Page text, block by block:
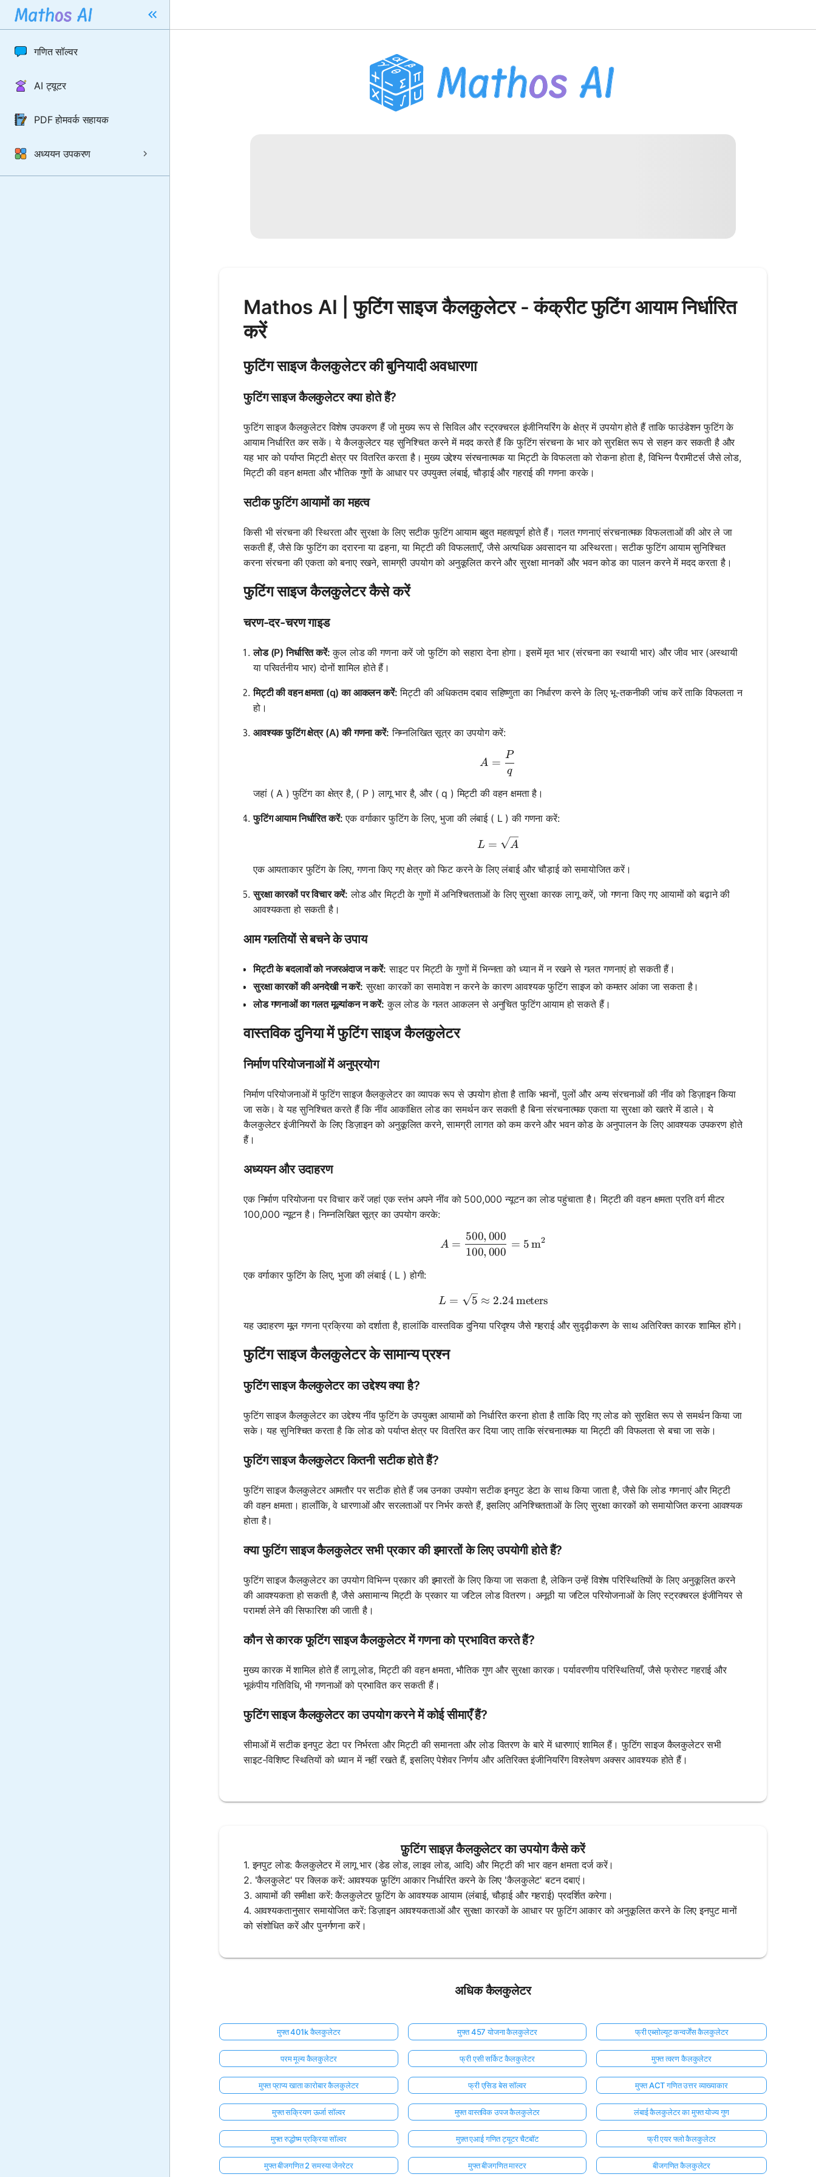
गणित सॉल्वर
AI ट्यूटर
PDF होमवर्क सहायक
अध्ययन उपकरण
Mathos AI | फुटिंग साइज कैलकुलेटर - कंक्रीट फुटिंग आयाम निर्धारित
करें
फुटिंग साइज कैलकुलेटर की बुनियादी अवधारणा
फुटिंग साइज कैलकुलेटर क्या होते हैं?
फुटिंग साइज कैलकुलेटर विशेष उपकरण हैं जो मुख्य रूप से सिविल और स्ट्रक्चरल इंजीनियरिंग के क्षेत्र में उपयोग होते हैं ताकि फाउंडेशन फुटिंग के
आयाम निर्धारित कर सकें। ये कैलकुलेटर यह सुनिश्चित करने में मदद करते हैं कि फुटिंग संरचना के भार को सुरक्षित रूप से सहन कर सकती है और
यह भार को पर्याप्त मिट्टी क्षेत्र पर वितरित करता है। मुख्य उद्देश्य संरचनात्मक या मिट्टी के विफलता को रोकना होता है, विभिन्न पैरामीटर्स जैसे लोड,
मिट्टी की वहन क्षमता और भौतिक गुणों के आधार पर उपयुक्त लंबाई, चौड़ाई और गहराई की गणना करके।
सटीक फुटिंग आयामों का महत्व
किसी भी संरचना की स्थिरता और सुरक्षा के लिए सटीक फुटिंग आयाम बहुत महत्वपूर्ण होते हैं। गलत गणनाएं संरचनात्मक विफलताओं की ओर ले जा
सकती हैं, जैसे कि फुटिंग का दरारना या ढहना, या मिट्टी की विफलताएँ, जैसे अत्यधिक अवसादन या अस्थिरता। सटीक फुटिंग आयाम सुनिश्चित
करना संरचना की एकता को बनाए रखने, सामग्री उपयोग को अनुकूलित करने और सुरक्षा मानकों और भवन कोड का पालन करने में मदद करता है।
फुटिंग साइज कैलकुलेटर कैसे करें
चरण-दर-चरण गाइड
लोड (P) निर्धारित करें: कुल लोड की गणना करें जो फुटिंग को सहारा देना होगा। इसमें मृत भार (संरचना का स्थायी भार) और जीव भार (अस्थायी
या परिवर्तनीय भार) दोनों शामिल होते हैं।
मिट्टी की वहन क्षमता (q) का आकलन करें: मिट्टी की अधिकतम दबाव सहिष्णुता का निर्धारण करने के लिए भू-तकनीकी जांच करें ताकि विफलता न
हो।
आवश्यक फुटिंग क्षेत्र (A) की गणना करें: निम्नलिखित सूत्र का उपयोग करें:
A = \frac{P}{q}
A =
q
P
जहां ( A ) फुटिंग का क्षेत्र है, ( P ) लागू भार है, और ( q ) मिट्टी की वहन क्षमता है।
फुटिंग आयाम निर्धारित करें: एक वर्गाकार फुटिंग के लिए, भुजा की लंबाई ( L ) की गणना करें:
L = \sqrt{A}
L = A
एक आयताकार फुटिंग के लिए, गणना किए गए क्षेत्र को फिट करने के लिए लंबाई और चौड़ाई को समायोजित करें।
सुरक्षा कारकों पर विचार करें: लोड और मिट्टी के गुणों में अनिश्चितताओं के लिए सुरक्षा कारक लागू करें, जो गणना किए गए आयामों को बढ़ाने की
आवश्यकता हो सकती है।
आम गलतियों से बचने के उपाय
मिट्टी के बदलावों को नजरअंदाज न करें: साइट पर मिट्टी के गुणों में भिन्नता को ध्यान में न रखने से गलत गणनाएं हो सकती हैं।
सुरक्षा कारकों की अनदेखी न करें: सुरक्षा कारकों का समावेश न करने के कारण आवश्यक फुटिंग साइज को कमतर आंका जा सकता है।
लोड गणनाओं का गलत मूल्यांकन न करें: कुल लोड के गलत आकलन से अनुचित फुटिंग आयाम हो सकते हैं।
वास्तविक दुनिया में फुटिंग साइज कैलकुलेटर
निर्माण परियोजनाओं में अनुप्रयोग
निर्माण परियोजनाओं में फुटिंग साइज कैलकुलेटर का व्यापक रूप से उपयोग होता है ताकि भवनों, पुलों और अन्य संरचनाओं की नींव को डिज़ाइन किया
जा सके। वे यह सुनिश्चित करते हैं कि नींव आकांक्षित लोड का समर्थन कर सकती है बिना संरचनात्मक एकता या सुरक्षा को खतरे में डाले। ये
कैलकुलेटर इंजीनियरों के लिए डिज़ाइन को अनुकूलित करने, सामग्री लागत को कम करने और भवन कोड के अनुपालन के लिए आवश्यक उपकरण होते
हैं।
अध्ययन और उदाहरण
एक निर्माण परियोजना पर विचार करें जहां एक स्तंभ अपने नींव को 500,000 न्यूटन का लोड पहुंचाता है। मिट्टी की वहन क्षमता प्रति वर्ग मीटर
100,000 न्यूटन है। निम्नलिखित सूत्र का उपयोग करके:
A = \frac{500,000}{100,000} = 5 \, \text{m}^2
A =
100, 000
500, 000
= 5 m2
एक वर्गाकार फुटिंग के लिए, भुजा की लंबाई ( L ) होगी:
L = \sqrt{5} \approx 2.24 \, \text{meters}
L = 5 ≈ 2.24meters
यह उदाहरण मूल गणना प्रक्रिया को दर्शाता है, हालांकि वास्तविक दुनिया परिदृश्य जैसे गहराई और सुदृढ़ीकरण के साथ अतिरिक्त कारक शामिल होंगे।
फुटिंग साइज कैलकुलेटर के सामान्य प्रश्न
फुटिंग साइज कैलकुलेटर का उद्देश्य क्या है?
फुटिंग साइज कैलकुलेटर का उद्देश्य नींव फुटिंग के उपयुक्त आयामों को निर्धारित करना होता है ताकि दिए गए लोड को सुरक्षित रूप से समर्थन किया जा
सके। यह सुनिश्चित करता है कि लोड को पर्याप्त क्षेत्र पर वितरित कर दिया जाए ताकि संरचनात्मक या मिट्टी की विफलता से बचा जा सके।
फुटिंग साइज कैलकुलेटर कितनी सटीक होते हैं?
फुटिंग साइज कैलकुलेटर आमतौर पर सटीक होते हैं जब उनका उपयोग सटीक इनपुट डेटा के साथ किया जाता है, जैसे कि लोड गणनाएं और मिट्टी
की वहन क्षमता। हालाँकि, वे धारणाओं और सरलताओं पर निर्भर करते हैं, इसलिए अनिश्चितताओं के लिए सुरक्षा कारकों को समायोजित करना आवश्यक
होता है।
क्या फुटिंग साइज कैलकुलेटर सभी प्रकार की इमारतों के लिए उपयोगी होते हैं?
फुटिंग साइज कैलकुलेटर का उपयोग विभिन्न प्रकार की इमारतों के लिए किया जा सकता है, लेकिन उन्हें विशेष परिस्थितियों के लिए अनुकूलित करने
की आवश्यकता हो सकती है, जैसे असामान्य मिट्टी के प्रकार या जटिल लोड वितरण। अनूठी या जटिल परियोजनाओं के लिए स्ट्रक्चरल इंजीनियर से
परामर्श लेने की सिफारिश की जाती है।
कौन से कारक फूटिंग साइज कैलकुलेटर में गणना को प्रभावित करते हैं?
मुख्य कारक में शामिल होते हैं लागू लोड, मिट्टी की वहन क्षमता, भौतिक गुण और सुरक्षा कारक। पर्यावरणीय परिस्थितियाँ, जैसे फ्रोस्ट गहराई और
भूकंपीय गतिविधि, भी गणनाओं को प्रभावित कर सकती हैं।
फुटिंग साइज कैलकुलेटर का उपयोग करने में कोई सीमाएँ हैं?
सीमाओं में सटीक इनपुट डेटा पर निर्भरता और मिट्टी की समानता और लोड वितरण के बारे में धारणाएं शामिल हैं। फुटिंग साइज कैलकुलेटर सभी
साइट-विशिष्ट स्थितियों को ध्यान में नहीं रखते हैं, इसलिए पेशेवर निर्णय और अतिरिक्त इंजीनियरिंग विश्लेषण अक्सर आवश्यक होते हैं।
फ़ुटिंग साइज़ कैलकुलेटर का उपयोग कैसे करें
1. इनपुट लोड: कैलकुलेटर में लागू भार (डेड लोड, लाइव लोड, आदि) और मिट्टी की भार वहन क्षमता दर्ज करें।
2. 'कैलकुलेट' पर क्लिक करें: आवश्यक फ़ुटिंग आकार निर्धारित करने के लिए 'कैलकुलेट' बटन दबाएं।
3. आयामों की समीक्षा करें: कैलकुलेटर फ़ुटिंग के आवश्यक आयाम (लंबाई, चौड़ाई और गहराई) प्रदर्शित करेगा।
4. आवश्यकतानुसार समायोजित करें: डिज़ाइन आवश्यकताओं और सुरक्षा कारकों के आधार पर फ़ुटिंग आकार को अनुकूलित करने के लिए इनपुट मानों
को संशोधित करें और पुनर्गणना करें।
अधिक कैलकुलेटर
मुफ्त 401k कैलकुलेटर मुफ्त 457 योजना कैलकुलेटर फ्री एब्सोल्यूट कन्वर्जेंस कैलकुलेटर
परम मूल्य कैलकुलेटर फ्री एसी सर्किट कैलकुलेटर मुफ्त त्वरण कैलकुलेटर
मुफ्त प्राप्य खाता कारोबार कैलकुलेटर फ्री एसिड बेस सॉल्वर मुफ्त ACT गणित उत्तर व्याख्याकार
मुफ्त सक्रियण ऊर्जा सॉल्वर मुफ्त वास्तविक उपज कैलकुलेटर लंबाई कैलकुलेटर का मुफ्त योज्य गुण
मुफ्त रुद्धोष्म प्रक्रिया सॉल्वर मुफ़्त एआई गणित ट्यूटर चैटबॉट फ्री एयर फ्लो कैलकुलेटर
मुफ्त बीजगणित 2 समस्या जेनरेटर मुफ्त बीजगणित मास्टर बीजगणित कैलकुलेटर